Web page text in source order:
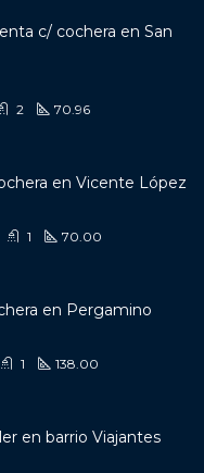
c/ cochera en San
2
70.96
en Vicente López
1
70.00
en Pergamino
1
138.00
en barrio Viajantes